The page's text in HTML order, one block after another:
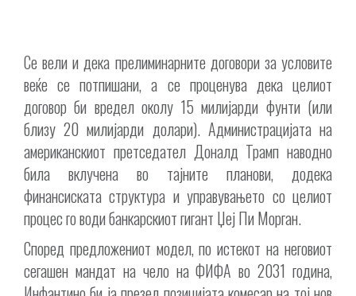
Се вели и дека прелиминарните договори за условите
веќе се потпишани, а се проценува дека целиот
договор би вредел околу 15 милијарди фунти (или
близу 20 милијарди долари). Администрацијата на
американскиот претседател Доналд Трамп наводно
била вклучена во тајните планови, додека
финансиската структура и управувањето со целиот
процес го води банкарскиот гигант Џеј Пи Морган.
Според предложениот модел, по истекот на неговиот
сегашен мандат на чело на ФИФА во 2031 година,